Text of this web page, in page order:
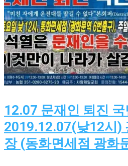
12.07 문재인 퇴진 국
2019.12.07(낮12시)
장 (동화면세점 광화